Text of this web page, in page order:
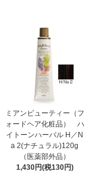
ミアンビューティー（フ
ォードヘア化粧品） ハ
イトーンハーバル H／N
a 2(ナチュラル)120g
（医薬部外品）
1,430円(税130円)